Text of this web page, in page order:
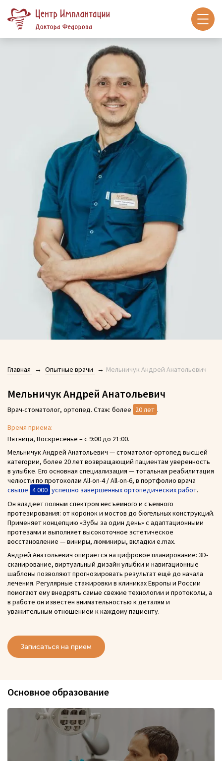
Главная Опытные врачи Мельничук Андрей Анатольевич
Мельничук Андрей Анатольевич
Врач-стоматолог, ортопед. Стаж: более 20 лет .
Время приема:
Пятница, Воскресенье – с 9:00 до 21:00.
Мельничук Андрей Анатольевич — стоматолог-ортопед высшей
категории, более 20 лет возвращающий пациентам уверенность
в улыбке. Его основная специализация — тотальная реабилитация
челюсти по протоколам All-on-4 / All-on-6, в портфолио врача
свыше 4 000 успешно завершенных ортопедических работ.
Он владеет полным спектром несъемного и съемного
протезирования: от коронок и мостов до бюгельных конструкций.
Применяет концепцию «Зубы за один день» с адаптационными
протезами и выполняет высокоточное эстетическое
восстановление — виниры, люминиры, вкладки e.max.
Андрей Анатольевич опирается на цифровое планирование: 3D-
сканирование, виртуальный дизайн улыбки и навигационные
шаблоны позволяют прогнозировать результат ещё до начала
лечения. Регулярные стажировки в клиниках Европы и России
помогают ему внедрять самые свежие технологии и протоколы, а
в работе он известен внимательностью к деталям и
уважительным отношением к каждому пациенту.
Записаться на прием
Основное образование